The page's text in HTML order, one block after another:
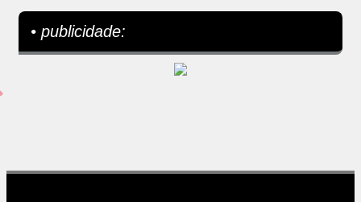
• publicidade: